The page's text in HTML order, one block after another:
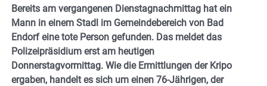
Bereits am vergangenen Dienstagnachmittag hat ein
Mann in einem Stadl im Gemeindebereich von Bad
Endorf eine tote Person gefunden. Das meldet das
Polizeipräsidium erst am heutigen
Donnerstagvormittag. Wie die Ermittlungen der Kripo
ergaben, handelt es sich um einen 76-Jährigen, der